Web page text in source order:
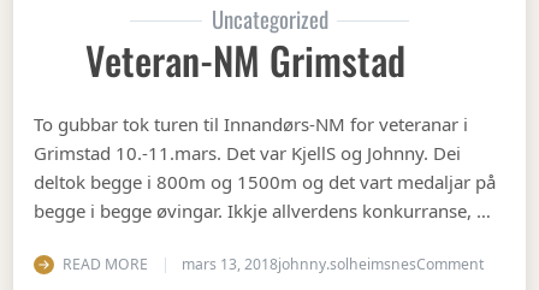
Uncategorized
Veteran-NM Grimstad
To gubbar tok turen til Innandørs-NM for veteranar i
Grimstad 10.-11.mars. Det var KjellS og Johnny. Dei
deltok begge i 800m og 1500m og det vart medaljar på
begge i begge øvingar. Ikkje allverdens konkurranse, …
READ MORE mars 13, 2018johnny.solheimsnesCommenton